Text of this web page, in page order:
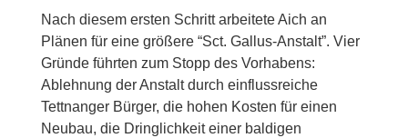
Nach diesem ersten Schritt arbeitete Aich an
Plänen für eine größere “Sct. Gallus-Anstalt”. Vier
Gründe führten zum Stopp des Vorhabens:
Ablehnung der Anstalt durch einflussreiche
Tettnanger Bürger, die hohen Kosten für einen
Neubau, die Dringlichkeit einer baldigen